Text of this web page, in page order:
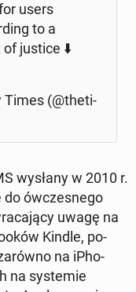
users
to a
of justice ⬇️
Times (@the­ti­
wysłany w 2010 r.
do ów­cze­sne­go
uwagę na
Kindle, po­
na iPho­
na sys­te­mie